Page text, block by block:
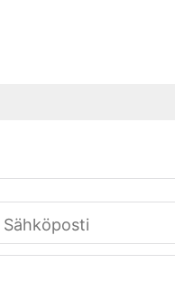
Sähköposti